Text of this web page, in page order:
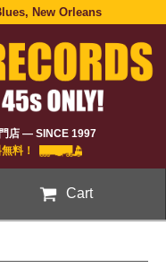
New Orleans
店 — SINCE 1997
料！
Cart